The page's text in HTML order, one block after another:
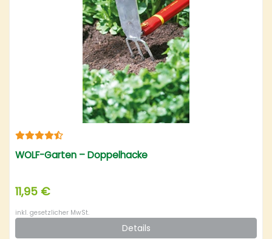
WOLF-Garten – Doppelhacke
11,95 €
inkl. gesetzlicher MwSt.
Details